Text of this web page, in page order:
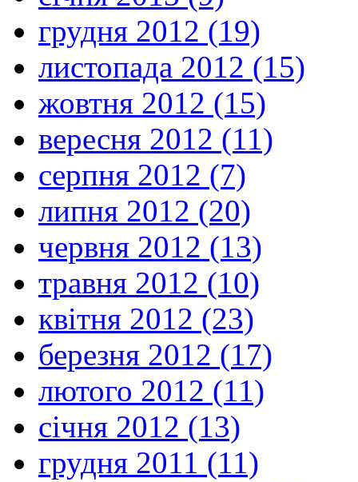
грудня 2012 (19)
листопада 2012 (15)
жовтня 2012 (15)
вересня 2012 (11)
серпня 2012 (7)
липня 2012 (20)
червня 2012 (13)
травня 2012 (10)
квітня 2012 (23)
березня 2012 (17)
лютого 2012 (11)
січня 2012 (13)
грудня 2011 (11)